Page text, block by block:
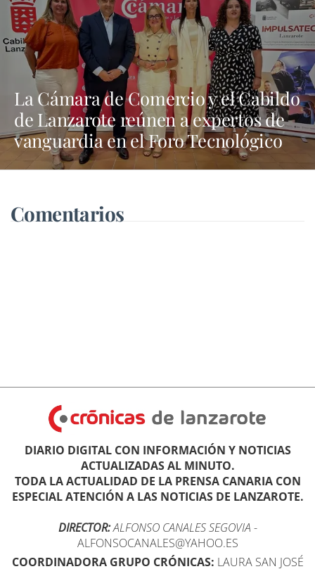
La Cámara de Comercio y el Cabildo
de Lanzarote reúnen a expertos de
vanguardia en el Foro Tecnológico
“Tech Nexus”
Comentarios
DIARIO DIGITAL CON INFORMACIÓN Y NOTICIAS
ACTUALIZADAS AL MINUTO.
TODA LA ACTUALIDAD DE LA PRENSA CANARIA CON
ESPECIAL ATENCIÓN A LAS NOTICIAS DE LANZAROTE.
DIRECTOR:ALFONSO CANALES SEGOVIA -
ALFONSOCANALES@YAHOO.ES
COORDINADORA GRUPO CRÓNICAS: LAURA SAN JOSÉ